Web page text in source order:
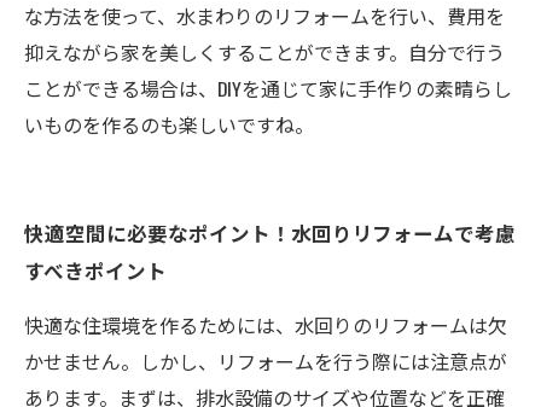
な方法を使って、水まわりのリフォームを行い、費用を
抑えながら家を美しくすることができます。自分で行う
ことができる場合は、DIYを通じて家に手作りの素晴らし
いものを作るのも楽しいですね。
快適空間に必要なポイント！水回りリフォームで考慮
すべきポイント
快適な住環境を作るためには、水回りのリフォームは欠
かせません。しかし、リフォームを行う際には注意点が
あります。まずは、排水設備のサイズや位置などを正確